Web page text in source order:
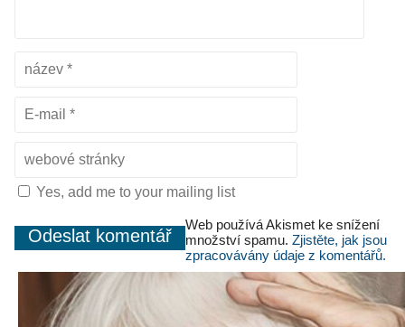
Yes, add me to your mailing list
Web používá Akismet ke snížení
množství spamu. Zjistěte, jak jsou
zpracovávány údaje z komentářů.